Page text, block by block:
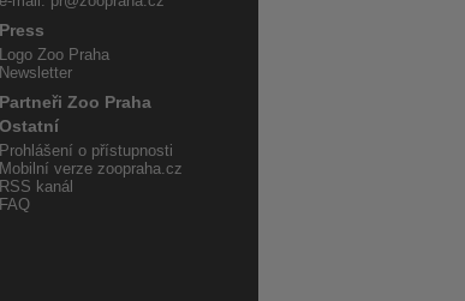
Press
Logo Zoo Praha
Newsletter
Partneři Zoo Praha
Ostatní
Prohlášení o přístupnosti
Mobilní verze zoopraha.cz
RSS kanál
FAQ